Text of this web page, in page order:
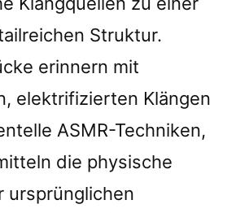
Struktur.
erinnern mit
elektrifizierten Klängen
ASMR-Techniken,
die physische
ursprünglichen